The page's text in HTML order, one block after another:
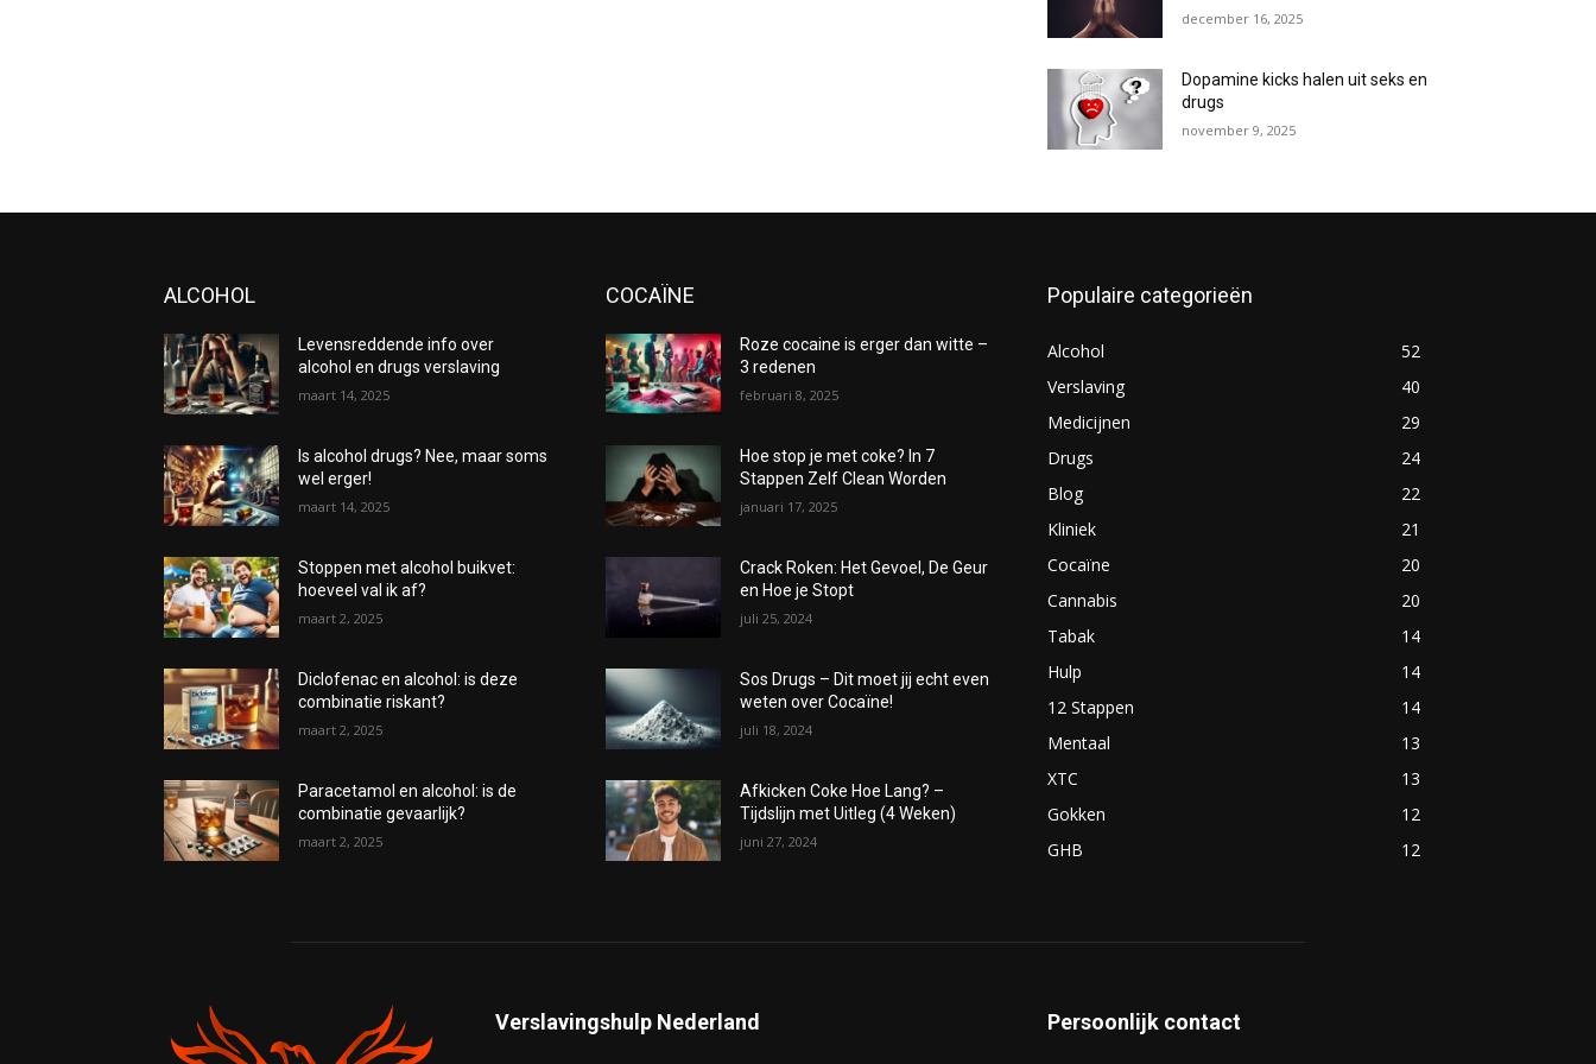
december 16, 2025
Dopamine kicks halen uit seks en
drugs
november 9, 2025
ALCOHOL
Levensreddende info over
alcohol en drugs verslaving
maart 14, 2025
Is alcohol drugs? Nee, maar soms
wel erger!
maart 14, 2025
Stoppen met alcohol buikvet:
hoeveel val ik af?
maart 2, 2025
Diclofenac en alcohol: is deze
combinatie riskant?
maart 2, 2025
Paracetamol en alcohol: is de
combinatie gevaarlijk?
maart 2, 2025
COCAÏNE
Roze cocaine is erger dan witte –
3 redenen
februari 8, 2025
Hoe stop je met coke? In 7
Stappen Zelf Clean Worden
januari 17, 2025
Crack Roken: Het Gevoel, De Geur
en Hoe je Stopt
juli 25, 2024
Sos Drugs – Dit moet jij echt even
weten over Cocaïne!
juli 18, 2024
Afkicken Coke Hoe Lang? –
Tijdslijn met Uitleg (4 Weken)
juni 27, 2024
Populaire categorieën
Alcohol
52
Verslaving
40
Medicijnen
29
Drugs
24
Blog
22
Kliniek
21
Cocaïne
20
Cannabis
20
Tabak
14
Hulp
14
12 Stappen
14
Mentaal
13
XTC
13
Gokken
12
GHB
12
Verslavingshulp Nederland Persoonlijk contact